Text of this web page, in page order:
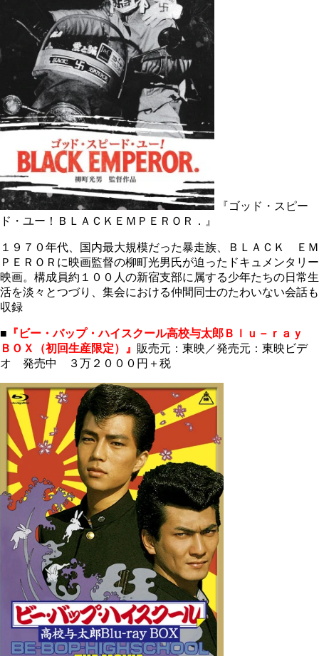
『ゴッド・スピー
ド・ユー！ＢＬＡＣＫＥＭＰＥＲＯＲ．』
１９７０年代、国内最大規模だった暴走族、ＢＬＡＣＫ ＥＭ
ＰＥＲＯＲに映画監督の柳町光男氏が迫ったドキュメンタリー
映画。構成員約１００人の新宿支部に属する少年たちの日常生
活を淡々とつづり、集会における仲間同士のたわいない会話も
収録
■ 『ビー・バップ・ハイスクール高校与太郎Ｂｌｕ－ｒａｙ
ＢＯＸ（初回生産限定）』 販売元：東映／発売元：東映ビデ
オ 発売中 ３万２０００円＋税